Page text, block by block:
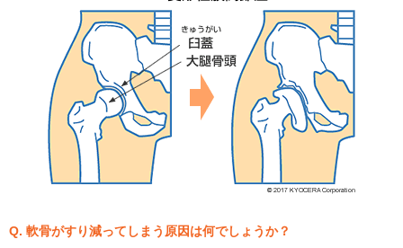
Q. 軟骨がすり減ってしまう原因は何でしょうか？